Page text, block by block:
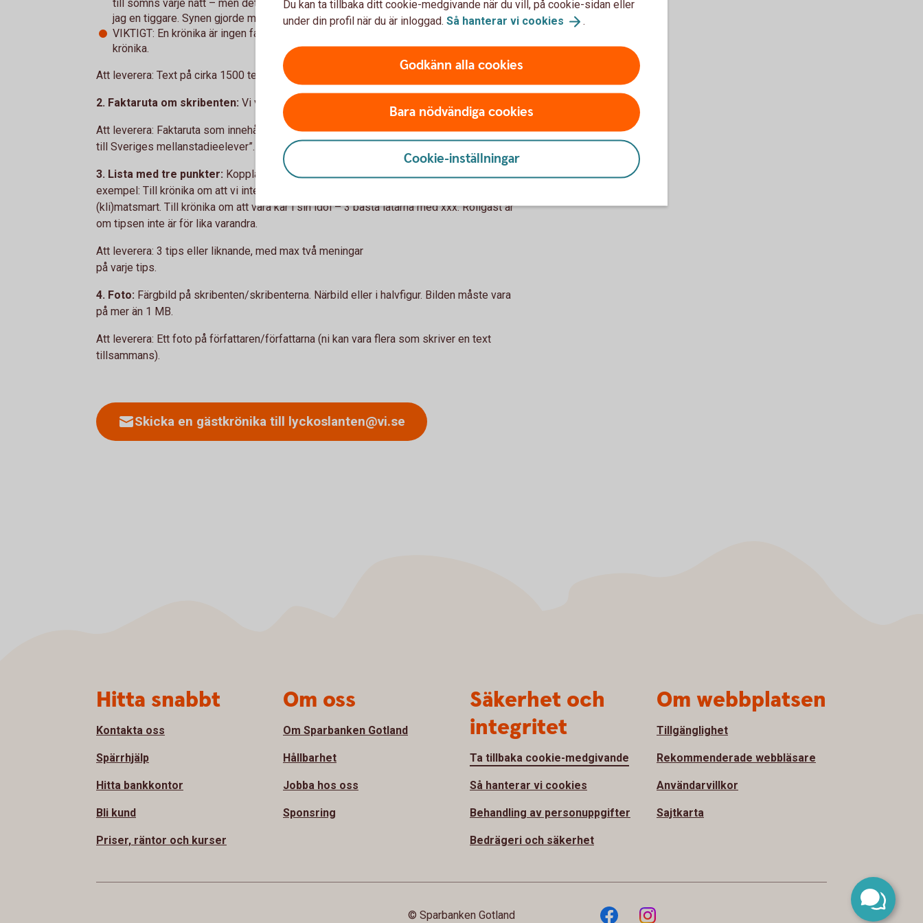
till sömns varje natt – men det blev bra ändå!” eller ”Igår när jag gick till affären såg
jag en tiggare. Synen gjorde mig så ...”
VIKTIGT: En krönika är ingen faktatext. Skolarbetet om vikingatiden kan inte vara en
krönika.
Att leverera: Text på cirka 1500 tecken, inklusive blanksteg.
2. Faktaruta om skribenten: Vi vill veta lite mer om avsändaren bakom texten.
Att leverera: Faktaruta som innehåller namn, ålder, skola, intressen och ”min/vår hälsning
till Sveriges mellanstadieelever”.
3. Lista med tre punkter: Kopplade till ämnet. Det kan vara tips eller en topplista. Till
exempel: Till krönika om att vi inte ska slänga så mycket mat – 3 sätt att bli
(kli)matsmart. Till krönika om att vara kär i sin idol – 3 bästa låtarna med xxx. Roligast är
om tipsen inte är för lika varandra.
Att leverera: 3 tips eller liknande, med max två meningar
på varje tips.
4. Foto: Färgbild på skribenten/skribenterna. Närbild eller i halvfigur. Bilden måste vara
på mer än 1 MB.
Att leverera: Ett foto på författaren/författarna (ni kan vara flera som skriver en text
tillsammans).
Skicka en gästkrönika till lyckoslanten@vi.se
Du kan ta tillbaka ditt cookie-medgivande när du vill, på cookie-sidan eller
under din profil när du är inloggad. Så hanterar vi cookies .
Godkänn alla cookies
Bara nödvändiga cookies
Cookie-inställningar
Hitta snabbt
Kontakta oss
Spärrhjälp
Hitta bankkontor
Bli kund
Priser, räntor och kurser
Om oss
Om Sparbanken Gotland
Hållbarhet
Jobba hos oss
Sponsring
Säkerhet och
integritet
Ta tillbaka cookie-medgivande
Så hanterar vi cookies
Behandling av personuppgifter
Bedrägeri och säkerhet
Om webbplatsen
Tillgänglighet
Rekommenderade webbläsare
Användarvillkor
Sajtkarta
© Sparbanken Gotland